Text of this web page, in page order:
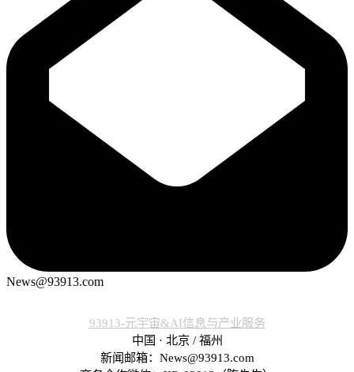
News@93913.com
93913-元宇宙&AI信息与产业服务
中国 · 北京 / 福州
新闻邮箱：News@93913.com